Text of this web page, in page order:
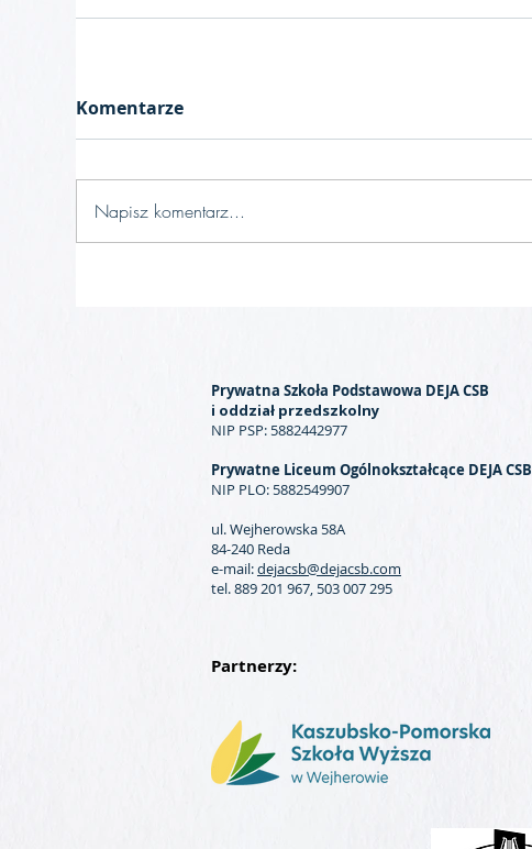
Komentarze
Napisz komentarz...
Prywatna Szkoła Podstawowa DEJA CSB
i oddział przedszkolny
NIP PSP: 5882442977
Prywatne Liceum Ogólnokształcące DEJA CSB
NIP PLO: 5882549907
ul. Wejherowska 58A
84-240 Reda
e-mail:dejacsb@dejacsb.com
tel. 889 201 967, 503 007 295
Partnerzy: